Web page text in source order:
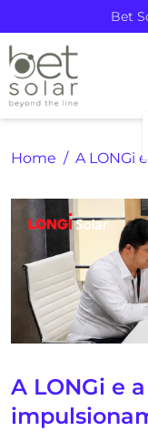
Bet
Home
A LONGi e